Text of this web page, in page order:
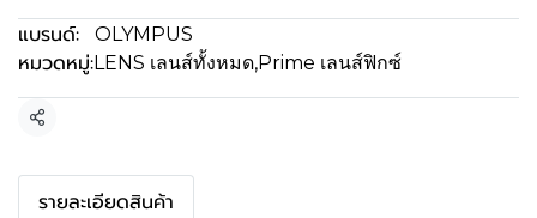
แบรนด์: OLYMPUS
หมวดหมู่:LENS เลนส์ทั้งหมด,Prime เลนส์ฟิกซ์
แชร์
รายละเอียดสินค้า